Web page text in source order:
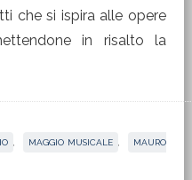
che si ispira alle opere
in risalto la
MAGGIO MUSICALE MAURO